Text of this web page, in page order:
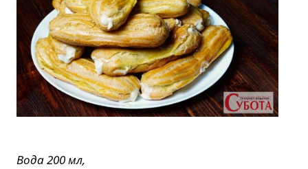
Вода 200 мл,